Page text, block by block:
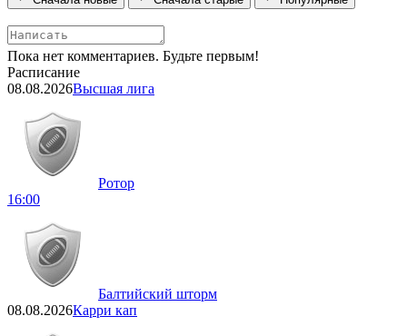
Пока нет комментариев. Будьте первым!
Расписание
08.08.2026Высшая лига
Ротор
16:00
Балтийский шторм
08.08.2026Карри кап